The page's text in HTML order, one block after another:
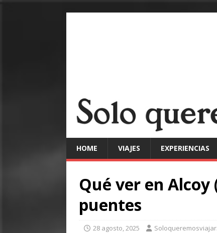
HOME VIAJES EXPERIENCIAS
Qué ver en
puentes
28 agosto, 2025